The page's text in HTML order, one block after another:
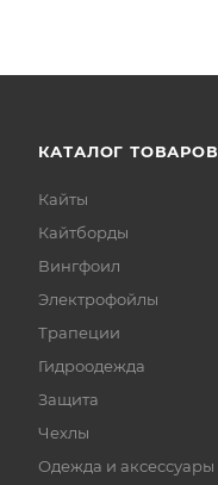
КАТАЛОГ ТОВАРОВ
Кайты
Кайтборды
Вингфоил
Электрофойлы
Трапеции
Гидроодежда
Защита
Чехлы
Одежда и аксессуары